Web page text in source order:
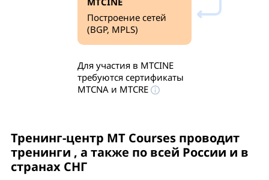
Построение сетей
(BGP, MPLS)
Для участия в MTCINE
требуются сертификаты
MTCNA и MTCRE
Тренинг-центр MT Courses проводит
тренинги , а также по всей России и в
странах СНГ